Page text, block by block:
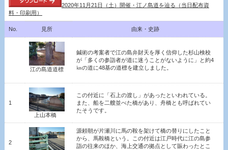
2020年11月21日（土）開催・江ノ島道を辿る（当日配布資
料・印刷用）
No. 見所 由来・史跡
江の島道道標
鍼術の考案者で江の島弁財天を厚く信仰した杉山検校
が「多くの参詣者が道に迷うことがないように」と約4
㎞の道に48基の道標を建立しました。
1
上山本橋
この付近に「石上の渡し」があったといわれている。
また、船を二艘並べた橋があり、舟橋とも呼ばれてい
たそうです。
2
源頼朝が片瀬川に馬の鞍を架けて橋の替りにしたこと
から、馬鞍橋という。この付近は江戸時代に江の島参
詣の往来のほか、海上交通の拠点として賑わったとこ